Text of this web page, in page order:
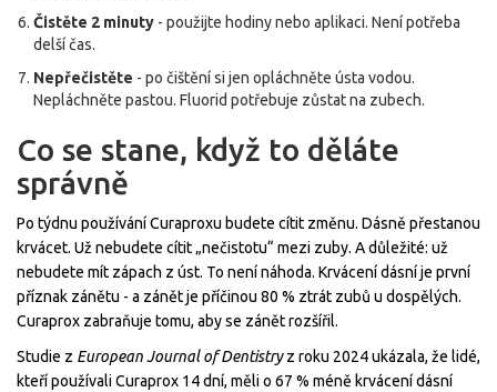
Čistěte 2 minuty - použijte hodiny nebo aplikaci. Není potřeba
delší čas.
Nepřečistěte - po čištění si jen opláchněte ústa vodou.
Nepláchněte pastou. Fluorid potřebuje zůstat na zubech.
Co se stane, když to děláte
správně
Po týdnu používání Curaproxu budete cítit změnu. Dásně přestanou
krvácet. Už nebudete cítit „nečistotu“ mezi zuby. A důležité: už
nebudete mít zápach z úst. To není náhoda. Krvácení dásní je první
příznak zánětu - a zánět je příčinou 80 % ztrát zubů u dospělých.
Curaprox zabraňuje tomu, aby se zánět rozšířil.
Studie z European Journal of Dentistryz roku 2024 ukázala, že lidé,
kteří používali Curaprox 14 dní, měli o 67 % méně krvácení dásní